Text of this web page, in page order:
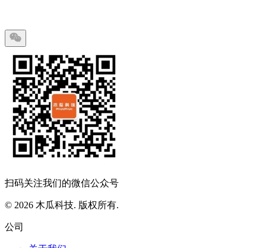
扫码关注我们的微信公众号
© 2026 木瓜科技. 版权所有.
公司